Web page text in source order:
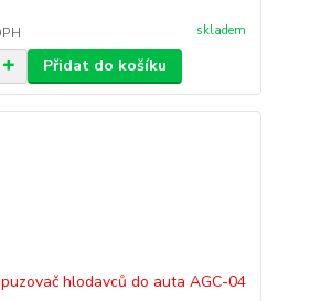
skladem
Přidat do košíku